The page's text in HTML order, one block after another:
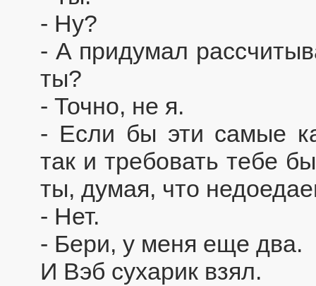
- Ну?
- А придумал
ты?
- Точно, не я.
- Если бы эти самые
так и требовать тебе
ты, думая, что
- Нет.
- Бери, у меня еще два.
И Вэб сухарик взял.